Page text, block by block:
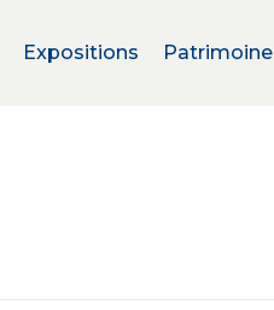
Expositions Patrimoine